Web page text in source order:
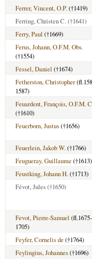
Ferrer, Vincent, O.P.(†1419)
Ferring, Christen C.(†1641)
Ferry, Paul (†1669)
Ferus, Johann, O.F.M. Obs.
(†1554)
Fessel, Daniel (†1674)
Fetherston, Christopher
1587)
Feuardent, François, O.F.M.
(†1610)
Feuerborn, Justus(†1656)
Feuerlein, Jakob W.(†1766)
Feugueray, Guillaume (†1613)
Feustking, Johann H.(†1713)
Févot, Jules(†1650)
Fevot, Pierre-Samuel (fl.1675-
1705)
Feyfer, Cornelis de (†1764)
Feylingius, Johannes(†1696)